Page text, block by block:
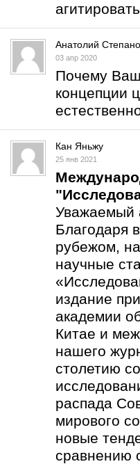
Анатолий
03 апр 2020
Почему
концепции
Кан Яньжу
25 янв 2021
Уважаемый
Благодаря
рубежом,
научные
издание
академии
Китае и
нашего
столетию
распада
мирового
новые
сравнению